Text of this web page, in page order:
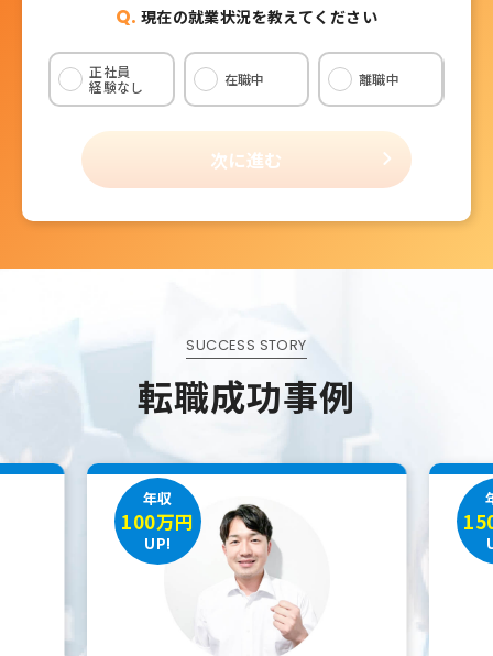
Q. 現在の就業状況を教えてください
正社員
経験なし
在職中 離職中
次に進む
SUCCESS STORY
転職成功事例
年収
100万円
UP!